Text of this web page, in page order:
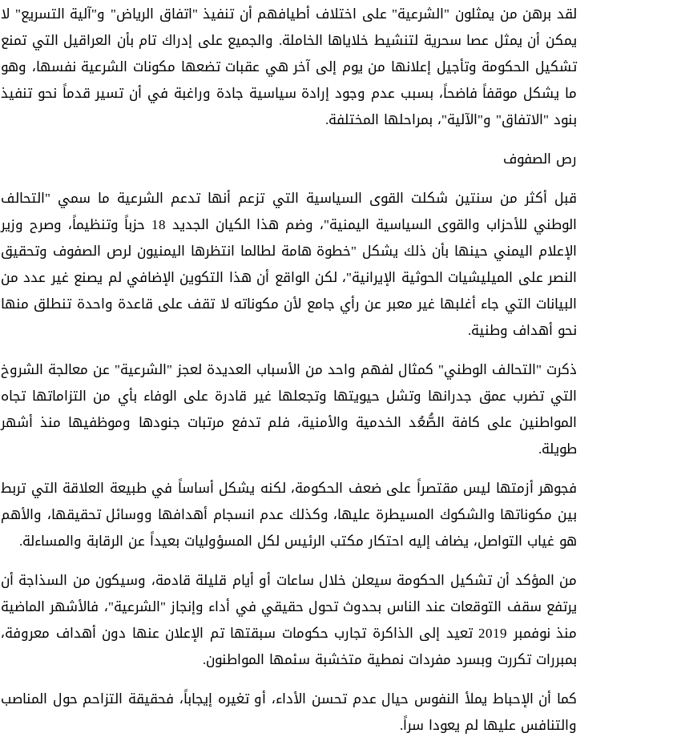
لقد برهن من يمثلون "الشرعية" على اختلاف أطيافهم أن تنفيذ "اتفاق الرياض" و"آلية التسريع" لا
يمكن أن يمثل عصا سحرية لتنشيط خلاياها الخاملة. والجميع على إدراك تام بأن العراقيل التي تمنع
تشكيل الحكومة وتأجيل إعلانها من يوم إلى آخر هي عقبات تضعها مكونات الشرعية نفسها، وهو
ما يشكل موقفاً فاضحاً، بسبب عدم وجود إرادة سياسية جادة وراغبة في أن تسير قدماً نحو تنفيذ
بنود "الاتفاق" و"الآلية"، بمراحلها المختلفة.
رص الصفوف
قبل أكثر من سنتين شكلت القوى السياسية التي تزعم أنها تدعم الشرعية ما سمي "التحالف
الوطني للأحزاب والقوى السياسية اليمنية"، وضم هذا الكيان الجديد 18 حزباً وتنظيماً، وصرح وزير
الإعلام اليمني حينها بأن ذلك يشكل "خطوة هامة لطالما انتظرها اليمنيون لرص الصفوف وتحقيق
النصر على الميليشيات الحوثية الإيرانية"، لكن الواقع أن هذا التكوين الإضافي لم يصنع غير عدد من
البيانات التي جاء أغلبها غير معبر عن رأي جامع لأن مكوناته لا تقف على قاعدة واحدة تنطلق منها
نحو أهداف وطنية.
ذكرت "التحالف الوطني" كمثال لفهم واحد من الأسباب العديدة لعجز "الشرعية" عن معالجة الشروخ
التي تضرب عمق جدرانها وتشل حيويتها وتجعلها غير قادرة على الوفاء بأي من التزاماتها تجاه
المواطنين على كافة الصُّعُد الخدمية والأمنية، فلم تدفع مرتبات جنودها وموظفيها منذ أشهر
طويلة.
فجوهر أزمتها ليس مقتصراً على ضعف الحكومة، لكنه يشكل أساساً في طبيعة العلاقة التي تربط
بين مكوناتها والشكوك المسيطرة عليها، وكذلك عدم انسجام أهدافها ووسائل تحقيقها، والأهم
هو غياب التواصل، يضاف إليه احتكار مكتب الرئيس لكل المسؤوليات بعيداً عن الرقابة والمساءلة.
من المؤكد أن تشكيل الحكومة سيعلن خلال ساعات أو أيام قليلة قادمة، وسيكون من السذاجة أن
يرتفع سقف التوقعات عند الناس بحدوث تحول حقيقي في أداء وإنجاز "الشرعية"، فالأشهر الماضية
منذ نوفمبر 2019 تعيد إلى الذاكرة تجارب حكومات سبقتها تم الإعلان عنها دون أهداف معروفة،
بمبررات تكررت وبسرد مفردات نمطية متخشبة سئمها المواطنون.
كما أن الإحباط يملأ النفوس حيال عدم تحسن الأداء، أو تغيره إيجاباً، فحقيقة التزاحم حول المناصب
والتنافس عليها لم يعودا سراً.